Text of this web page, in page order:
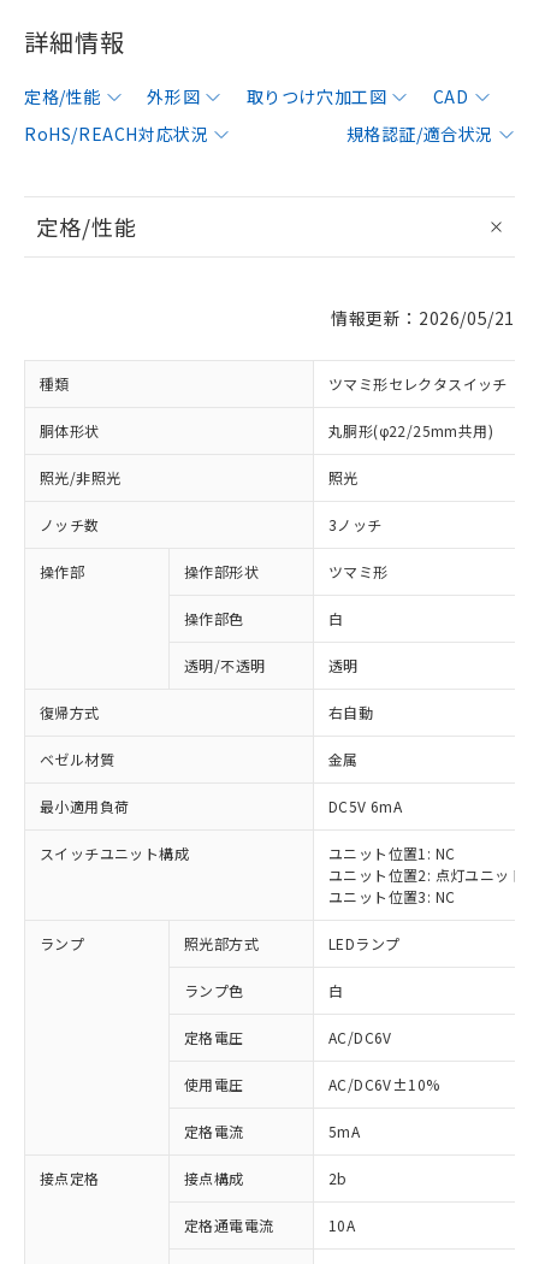
詳細情報
定格/性能 外形図 取りつけ穴加工図
CAD
RoHS/REACH対応状況
規格認証/適合状況
定格/性能
情報更新：2026/05/21
種類 ツマミ形セレクタスイッチ
胴体形状 丸胴形(φ22/25mm共用)
照光/非照光 照光
ノッチ数 3ノッチ
操作部 操作部形状 ツマミ形
操作部色 白
透明/不透明 透明
復帰方式 右自動
ベゼル材質 金属
最小適用負荷 DC5V 6mA
スイッチユニット構成
ユニット位置1: NC
ユニット位置2: 点灯ユニット
ユニット位置3: NC
ランプ 照光部方式 LEDランプ
ランプ色 白
定格電圧 AC/DC6V
使用電圧 AC/DC6V±10%
定格電流 5mA
接点定格 接点構成 2b
定格通電電流 10A
ご利用条件
以下の条件をお読みいただき、同意のうえ
ご利用ください。
商品の当社在庫状況および標準価格
(税抜)を提供させていただくもので
対応済み：EU RoHS指令（10物質）の
非含有に対応した製品が提供可能な商品で
対応予定：EU RoHS指令（10物質）の非含
有に対応した製品に切り替える予定のある
対応予定なし：EU RoHS指令（10物質）の
非含有に非対応の商品で、対応品を出す予
定はありません。
調査・確認中：EU RoHS指令（10物質）の
非含有の対応状況を調査中または確認中の
非該当品：ライセンス料など無形物で、有
害物質有無と関係のない商品です。
※1 中国RoHS○×表
「○」：最大均質材料含有率が中国RoHSの
基準値以下であることを示します。